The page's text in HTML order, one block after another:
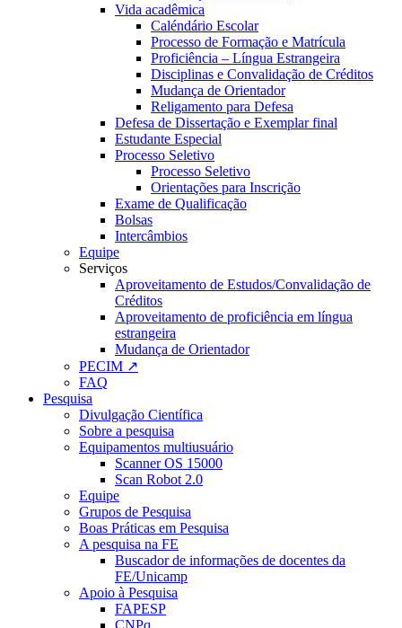
Vida acadêmica
Caléndário Escolar
Processo de Formação e Matrícula
Proficiência – Língua Estrangeira
Disciplinas e Convalidação de Créditos
Mudança de Orientador
Religamento para Defesa
Defesa de Dissertação e Exemplar final
Estudante Especial
Processo Seletivo
Processo Seletivo
Orientações para Inscrição
Exame de Qualificação
Bolsas
Intercâmbios
Equipe
Serviços
Aproveitamento de Estudos/Convalidação de
Créditos
Aproveitamento de proficiência em língua
estrangeira
Mudança de Orientador
PECIM ↗
FAQ
Pesquisa
Divulgação Científica
Sobre a pesquisa
Equipamentos multiusuário
Scanner OS 15000
Scan Robot 2.0
Equipe
Grupos de Pesquisa
Boas Práticas em Pesquisa
A pesquisa na FE
Buscador de informações de docentes da
FE/Unicamp
Apoio à Pesquisa
FAPESP
CNPq